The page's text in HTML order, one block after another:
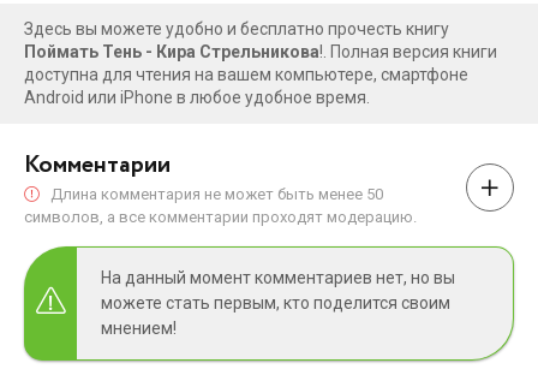
Здесь вы можете удобно и бесплатно прочесть книгу
Поймать Тень - Кира Стрельникова!. Полная версия книги
доступна для чтения на вашем компьютере, смартфоне
Android или iPhone в любое удобное время.
Комментарии
Длина комментария не может быть менее 50
символов, а все комментарии проходят модерацию.
На данный момент комментариев нет, но вы
можете стать первым, кто поделится своим
мнением!